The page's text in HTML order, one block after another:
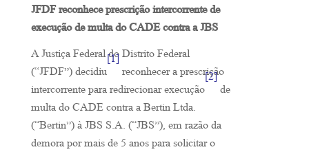
JFDF reconhece prescrição intercorrente de
execução de multa do CADE contra a JBS
A Justiça Federal do Distrito Federal
(“JFDF”) decidiu
[1]
reconhecer a prescrição
intercorrente para redirecionar execução
[2]
de
multa do CADE contra a Bertin Ltda.
(“Bertin”) à JBS S.A. (“JBS”), em razão da
demora por mais de 5 anos para solicitar o